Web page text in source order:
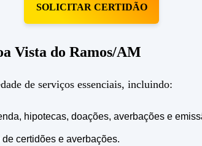
SOLICITAR CERTIDÃO
Vista do Ramos/AM
de serviços essenciais, incluindo:
hipotecas, doações, averbações e
certidões e averbações.